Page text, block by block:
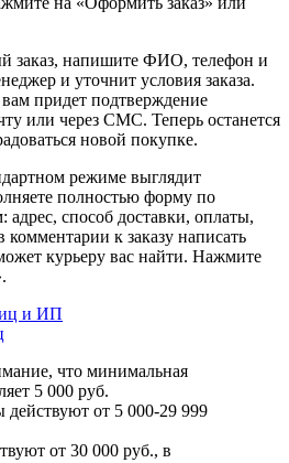
заказ, напишите ФИО, телефон и
и уточнит условия заказа.
вам придет подтверждение
или через СМС. Теперь останется
новой покупке.
режиме выглядит
полностью форму по
адрес, способ доставки, оплаты,
к заказу написать
курьеру вас найти. Нажмите
и ИП
что минимальная
5 000 руб.
от 5 000-29 999
от 30 000 руб., в